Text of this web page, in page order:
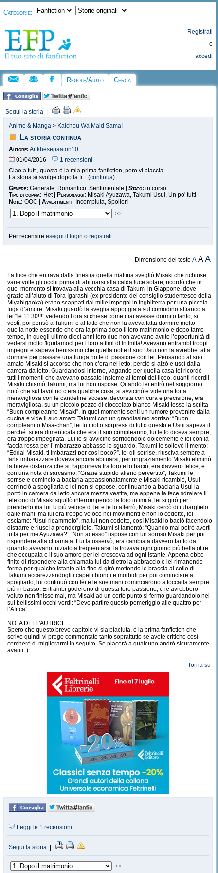
Categorie:
Registrati
o
accedi
Regole/Aiuto Cerca
Segui la storia
Anime & Manga > Kaichou Wa Maid Sama!
La storia continua
Autore: Ankhesepaaton10
01/04/2016
1 recensioni
Ciao a tutti, questa è la mia prima fanfiction, pero vi piaccia.
La storia si svolge dopo la fi... (continua)
Genere: Generale, Romantico, Sentimentale | Stato: in corso
Tipo di coppia: Het | Personaggi: Misaki Ayuzawa, Takumi Usui, Un po' tutti
Note: OOC | Avvertimenti: Incompiuta, Spoiler!
>>
Per recensire esegui il login o registrati.
Dimensione del testoA AA
La luce che entrava dalla finestra quella mattina svegliò Misaki che richiuse
varie volte gli occhi prima di abituarsi alla calda luce solare, ricordò che in
quel momento si trovava alla vecchia casa di Takumi in Giappone, dove
grazie all’aiuto di Tora Igarashi (ex presidente del consiglio studentesco della
Miyabigaoka) erano scappati dai mille impegni in Inghilterra per una piccola
fuga d’amore. Misaki guardò la sveglia appoggiata sul comodino affianco a
lei “le 11.30!!!” vedendo l’ora si chiese come mai avesse dormito tanto, si
vestì, poi pensò a Takumi e al fatto che non la aveva fatta dormire molto
quella notte essendo che era la prima dopo il loro matrimonio e dopo tanto
tempo, in quegli ultimo dieci anni loro due non avevano avuto l’opportunità di
vedersi molto figuriamoci per i loro attimi di intimità! Avevano entrambi troppi
impegni e sapeva benissimo che quella notte il suo Usui non la avrebbe fatta
dormire per passare una lunga notte di passione con lei. Pensando al suo
amato Misaki si accorse che non c’era nel letto, perciò si alzò e uscì dalla
camera da letto. Guardandosi intorno, vagando per quella casa lei ricordò
tutti i momenti che avevano passato insieme ai tempi del liceo, quanti ricordi!
Misaki chiamò Takumi, ma lui non rispose. Quando lei entrò nel soggiorno
notò che sul tavolino c’era qualche cosa, si avvicinò e vide una torta
meravigliosa con le candeline accese, decorata con cura e precisione, era
meravigliosa, su un piccolo pezzo di cioccolato bianco Misaki lesse la scritta
“Buon compleanno Misaki”. In quel momento sentì un rumore provenire dalla
cucina e vide il suo amato Takumi con un grandissimo sorriso: “Buon
compleanno Misa-chan”, lei fu molto sorpresa di tutto questo e Usui sapeva il
perché: si era dimenticata che era il suo compleanno, lui le lo diceva sempre,
era troppo impegnata. Lui le si avvicino sorridendole dolcemente e lei con la
faccia rossa per l’imbarazzo abbassò lo sguardo, Takumi le sollevò il mento:
“Eddai Misaki, ti imbarazzi per così poco?”, lei gli sorrise, riusciva sempre a
farla imbarazzare doveva ancora abituarsi, per ringraziamento Misaki eliminò
la breve distanza che si frapponeva tra loro e lo baciò, era davvero felice, e
con una nota di sarcasmo: “Grazie stupido alieno pervertito”, Takumi le
sorrise e cominciò a baciarla appassionatamente e Misaki ricambiò, Usui
cominciò a spogliarla e lei non si oppose, continuando a baciarla Usui la
portò in camera da letto ancora mezza vestita, ma appena la fece sdraiare il
telefono di Misaki squillò interrompendo la loro intimità, lei si girò per
prenderlo ma lui fu più veloce di lei e le lo afferrò, Misaki cercò di rubarglielo
dalle mani, ma lui era troppo veloce nei movimenti e non lo cedette, lei
esclamò: “Usui ridammelo”, ma lui non cedette, così Misaki lo baciò facendolo
distrarre e riuscì a prenderglielo, Takumi si lamentò: “Quando mai potrò averti
tutta per me Ayuzawa?” “Non adesso” rispose con un sorriso Misaki per poi
rispondere alla chiamata. Lui la osservò, era cambiata davvero tanto da
quando avevano iniziato a frequentarsi, la trovava ogni giorno più bella oltre
che occupata e il suo amore per lei cresceva ad ogni istante. Appena ebbe
finito di rispondere alla chiamata lui da dietro la abbraccio e lei rimanendo
ferma per qualche istante alla fine si girò mettendo le braccia al collo di
Takumi accarezzandogli i capelli biondi e morbidi per poi cominciare a
spogliarlo, lui continuò con lei e le sue mani cominciarono a toccarla sempre
più in basso. Entrambi goderono di questa loro passione, che avrebbero
voluto non finisse mai, ma Misaki ad un certo punto si fermò guardandolo nei
sui bellissimi occhi verdi: “Devo partire questo pomeriggio alle quattro per
l’Africa”
NOTA DELL'AUTRICE
Spero che questo breve capitolo vi sia piaciuta, è la prima fanfiction che
scrivo quindi vi prego commentate tanto soprattutto se avete critiche così
cercherò di migliorarmi in seguito. Se piacerà a qualcuno andrò sicuramente
avanti :)
Torna su
Leggi le 1 recensioni
Segui la storia
>>